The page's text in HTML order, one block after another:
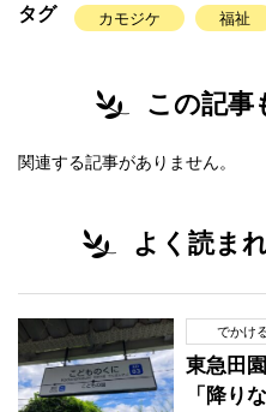
タグ カモジケ 福祉
この記事
関連する記事がありません。
よく読ま
でかけ
東急田
「降り